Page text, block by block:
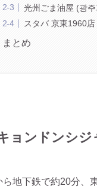
光州ごま油屋 (광
スタバ 京東1960店
まとめ
ョンドンシ
ら地下鉄で約20分、